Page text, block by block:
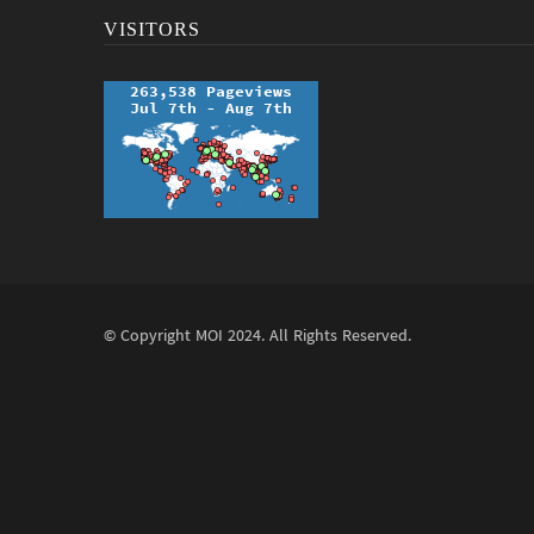
VISITORS
© Copyright MOI 2024. All Rights Reserved.